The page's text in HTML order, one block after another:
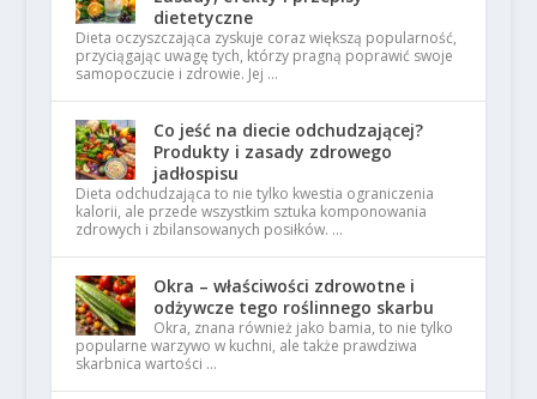
dietetyczne
Dieta oczyszczająca zyskuje coraz większą popularność,
przyciągając uwagę tych, którzy pragną poprawić swoje
samopoczucie i zdrowie. Jej …
Co jeść na diecie odchudzającej?
Produkty i zasady zdrowego
jadłospisu
Dieta odchudzająca to nie tylko kwestia ograniczenia
kalorii, ale przede wszystkim sztuka komponowania
zdrowych i zbilansowanych posiłków. …
Okra – właściwości zdrowotne i
odżywcze tego roślinnego skarbu
Okra, znana również jako bamia, to nie tylko
popularne warzywo w kuchni, ale także prawdziwa
skarbnica wartości …